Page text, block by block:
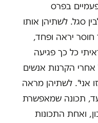
בפרס
סגל. לשתיהן אותו
חוסר יראה ופחד,
כל כך פגיעה
הקרנות אנשים
אני". לשתיהן מראה
עד, תכונה שמאפשרת
בתיכון, ואחת התכונות